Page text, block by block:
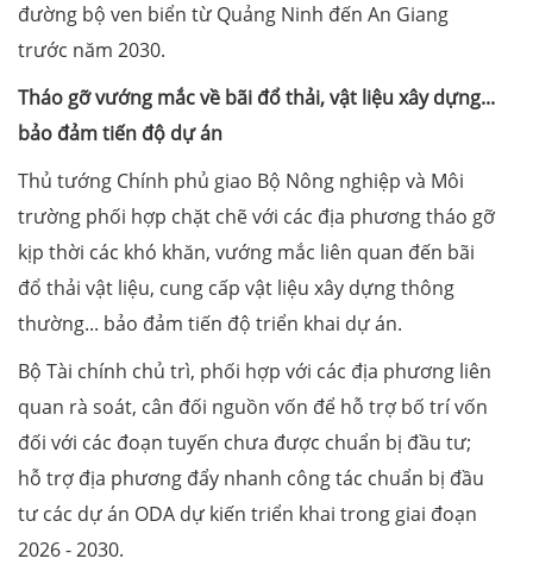
đường bộ ven biển từ Quảng Ninh đến An Giang
trước năm 2030.
Tháo gỡ vướng mắc về bãi đổ thải, vật liệu xây dựng...
bảo đảm tiến độ dự án
Thủ tướng Chính phủ giao Bộ Nông nghiệp và Môi
trường phối hợp chặt chẽ với các địa phương tháo gỡ
kịp thời các khó khăn, vướng mắc liên quan đến bãi
đổ thải vật liệu, cung cấp vật liệu xây dựng thông
thường... bảo đảm tiến độ triển khai dự án.
Bộ Tài chính chủ trì, phối hợp với các địa phương liên
quan rà soát, cân đối nguồn vốn để hỗ trợ bố trí vốn
đối với các đoạn tuyến chưa được chuẩn bị đầu tư;
hỗ trợ địa phương đẩy nhanh công tác chuẩn bị đầu
tư các dự án ODA dự kiến triển khai trong giai đoạn
2026 - 2030.